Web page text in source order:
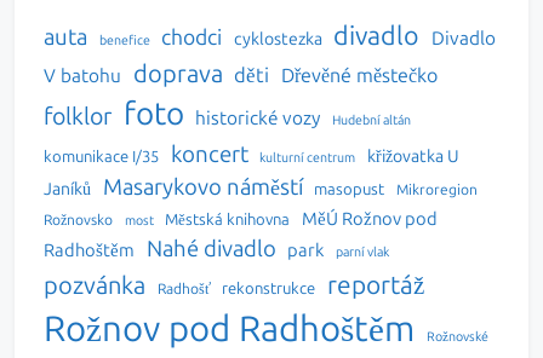
auta
benefice chodci cyklostezka divadlo
Divadlo
V batohu
doprava děti Dřevěné městečko
folklor foto historické vozy Hudební altán
komunikace I/35 koncert kulturní centrum
křižovatka U
Janíků
Masarykovo náměstí masopust
Mikroregion
Rožnovsko
most Městská knihovna
MěÚ Rožnov pod
Radhoštěm
Nahé divadlo park parní vlak
pozvánka Radhošť rekonstrukce reportáž
Rožnov pod Radhoštěm Rožnovské